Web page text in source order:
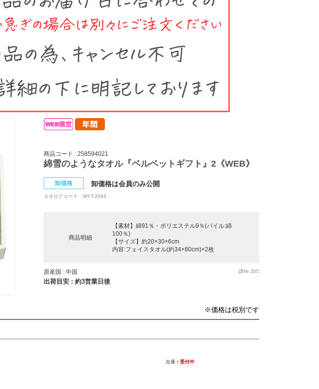
商品コード : 258594021
綿雪のようなタオル『ベルベットギフト』2《WEB》
卸価格 卸価格は会員のみ公開
カタログコード WYT-2093
商品明細
【素材】綿91％・ポリエステル9％(パイル:綿
100％)
【サイズ】約20×30×6cm
内容:フェイスタオル(約34×80cm)×2枚
原産国 : 中国
出荷目安 : 約3営業日後
課№ 205
在庫 / 受付中
※価格は税別です